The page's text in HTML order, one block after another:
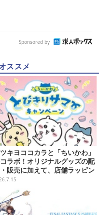
Sponsored by
ススメ
キヨココカラと「ちいかわ」
ラボ！オリジナルグッズの配
販売に加えて、店舗ラッピン
”花火打ち上げ”まで盛り沢山